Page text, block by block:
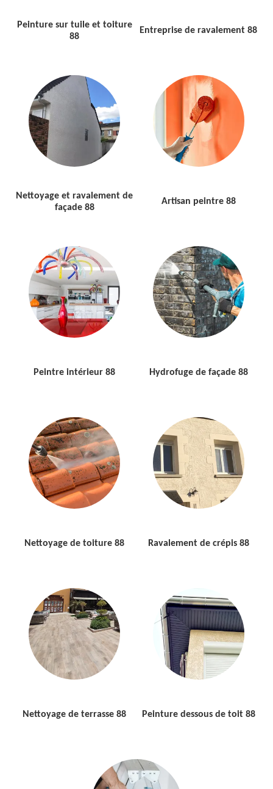
Peinture sur tuile et toiture
88
Entreprise de ravalement 88
Nettoyage et ravalement de
façade 88
Artisan peintre 88
Peintre intérieur 88 Hydrofuge de façade 88
Nettoyage de toiture 88 Ravalement de crépis 88
Nettoyage de terrasse 88 Peinture dessous de toit 88